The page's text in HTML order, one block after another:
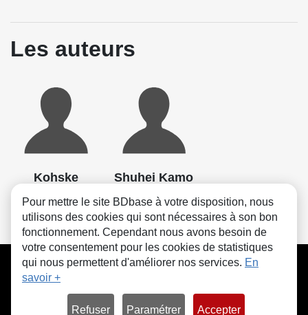
Les auteurs
Kohske Shuhei Kamo
CGU FAQ Contact Cookies
Pour mettre le site BDbase à votre disposition, nous
utilisons des cookies qui sont nécessaires à son bon
fonctionnement. Cependant nous avons besoin de
votre consentement pour les cookies de statistiques
qui nous permettent d'améliorer nos services. En
savoir +
Refuser Paramétrer Accepter